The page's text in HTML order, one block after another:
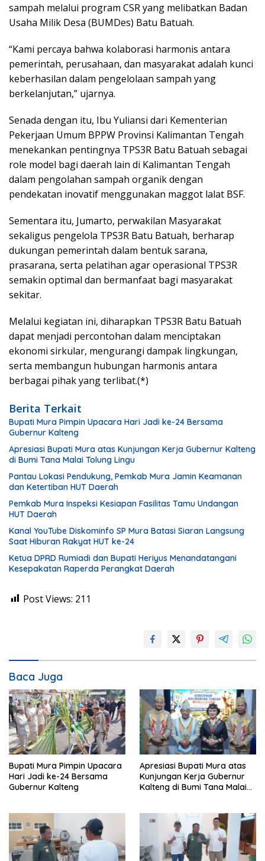
sampah melalui program CSR yang melibatkan Badan
Usaha Milik Desa (BUMDes) Batu Batuah.
“Kami percaya bahwa kolaborasi harmonis antara
pemerintah, perusahaan, dan masyarakat adalah kunci
keberhasilan dalam pengelolaan sampah yang
berkelanjutan,” ujarnya.
Senada dengan itu, Ibu Yuliansi dari Kementerian
Pekerjaan Umum BPPW Provinsi Kalimantan Tengah
menekankan pentingnya TPS3R Batu Batuah sebagai
role model bagi daerah lain di Kalimantan Tengah
dalam pengolahan sampah organik dengan
pendekatan inovatif menggunakan maggot lalat BSF.
Sementara itu, Jumarto, perwakilan Masyarakat
sekaligus pengelola TPS3R Batu Batuah, berharap
dukungan pemerintah dalam bentuk sarana,
prasarana, serta pelatihan agar operasional TPS3R
semakin optimal dan bermanfaat bagi masyarakat
sekitar.
Melalui kegiatan ini, diharapkan TPS3R Batu Batuah
dapat menjadi percontohan dalam menciptakan
ekonomi sirkular, mengurangi dampak lingkungan,
serta membangun hubungan harmonis antara
berbagai pihak yang terlibat.(*)
Berita Terkait
Bupati Mura Pimpin Upacara Hari Jadi ke-24 Bersama
Gubernur Kalteng
Apresiasi Bupati Mura atas Kunjungan Kerja Gubernur Kalteng
di Bumi Tana Malai Tolung Lingu
Pantau Lokasi Pendukung, Pemkab Mura Jamin Keamanan
dan Ketertiban HUT Daerah
Pemkab Mura Inspeksi Kesiapan Fasilitas Tamu Undangan
HUT Daerah
Kanal YouTube Diskominfo SP Mura Batasi Siaran Langsung
Saat Hiburan Rakyat HUT ke-24
Ketua DPRD Rumiadi dan Bupati Heriyus Menandatangani
Kesepakatan Raperda Perangkat Daerah
Post Views: 211
Baca Juga
Bupati Mura Pimpin Upacara
Hari Jadi ke-24 Bersama
Gubernur Kalteng
Apresiasi Bupati Mura atas
Kunjungan Kerja Gubernur
Kalteng di Bumi Tana Malai